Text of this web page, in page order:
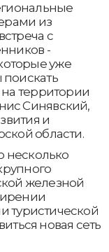
из
с
-
уже
поискать
территории
Синявский,
и
области.
несколько
железной
туристической
новая сеть